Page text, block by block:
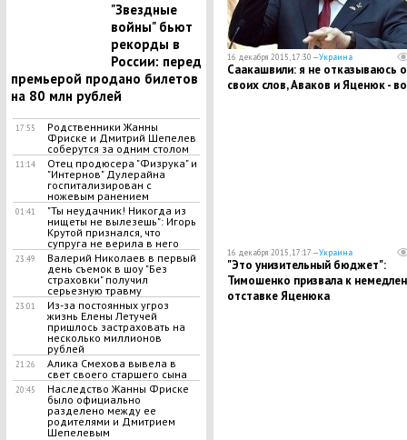
"Звездные
войны" бьют
рекорды в
России: перед
премьерой продано билетов
на 80 млн рублей
17:55
Родственники Жанны
Фриске и Дмитрий Шепелев
соберутся за одним столом
11:14
Отец продюсера "Физрука" и
"Интернов" Дулерайна
госпитализирован с
ножевым ранением
01:41
"Ты неудачник! Никогда из
нищеты не вылезешь": Игорь
Крутой признался, что
супруга не верила в него
23:49
Валерий Николаев в первый
день съемок в шоу "Без
страховки" получил
серьезную травму
23:01
Из-за постоянных угроз
жизнь Елены Летучей
пришлось застраховать на
несколько миллионов
рублей
21:26
Алика Смехова вывела в
свет своего старшего сына
20:45
Наследство Жанны Фриске
было официально
разделено между ее
родителями и Дмитрием
Шепелевым
16 декабря 2015, 17:30 —Украина
Саакашвили: я не отказываюсь
своих слов, Аваков и Яценюк -
16 декабря 2015, 17:17 —Украина
"Это унизительный бюджет":
Тимошенко призвала к
отставке Яценюка